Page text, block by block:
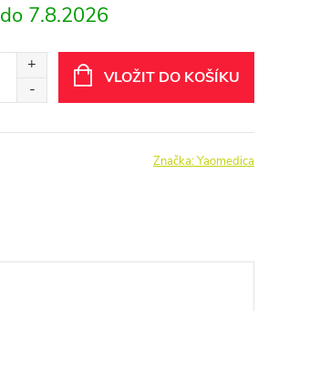
7.8.2026
VLOŽIT DO KOŠÍKU
Značka:Yaomedica